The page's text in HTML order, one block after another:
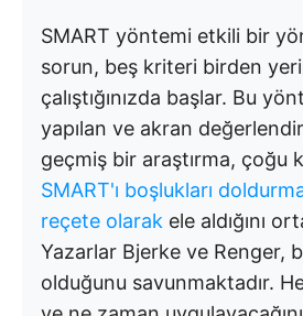
SMART yöntemi etkili bir
sorun, beş kriteri birden
çalıştığınızda başlar. Bu
yapılan ve akran
geçmiş bir araştırma, çoğu
SMART'ı boşlukları
reçete olarak ele aldığını
Yazarlar Bjerke ve Renger,
olduğunu savunmaktadır.